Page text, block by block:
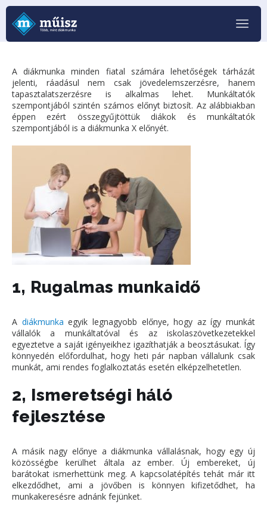
A diákmunka minden fiatal számára lehetőségek tárházát
jelenti, ráadásul nem csak jövedelemszerzésre, hanem
tapasztalatszerzésre is alkalmas lehet. Munkáltatók
szempontjából szintén számos előnyt biztosít. Az alábbiakban
éppen ezért összegyűjtöttük diákok és munkáltatók
szempontjából is a diákmunka X előnyét.
1, Rugalmas munkaidő
A diákmunka egyik legnagyobb előnye, hogy az így munkát
vállalók a munkáltatóval és az iskolaszövetkezetekkel
egyeztetve a saját igényeikhez igazíthatják a beosztásukat. Így
könnyedén előfordulhat, hogy heti pár napban vállalunk csak
munkát, ami rendes foglalkoztatás esetén elképzelhetetlen.
2, Ismeretségi háló
fejlesztése
A másik nagy előnye a diákmunka vállalásnak, hogy egy új
közösségbe kerülhet általa az ember. Új embereket, új
barátokat ismerhettünk meg. A kapcsolatépítés tehát már itt
elkezdődhet, ami a jövőben is könnyen kifizetődhet, ha
munkakeresésre adnánk fejünket.